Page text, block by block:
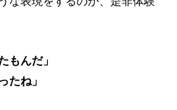
もんだ」
たね」